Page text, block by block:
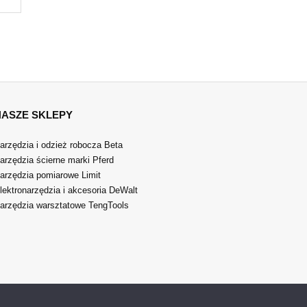
SKLEPY
i odzież robocza Beta
ścierne marki Pferd
pomiarowe Limit
i akcesoria DeWalt
warsztatowe TengTools